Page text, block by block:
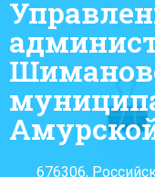
676306,